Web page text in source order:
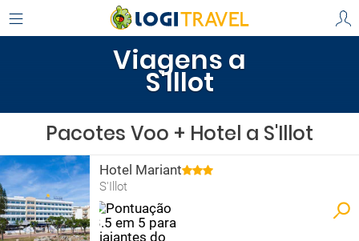
Viagens a
S'Illot
Pacotes Voo + Hotel a S'Illot
Hotel Mariant
S'Illot